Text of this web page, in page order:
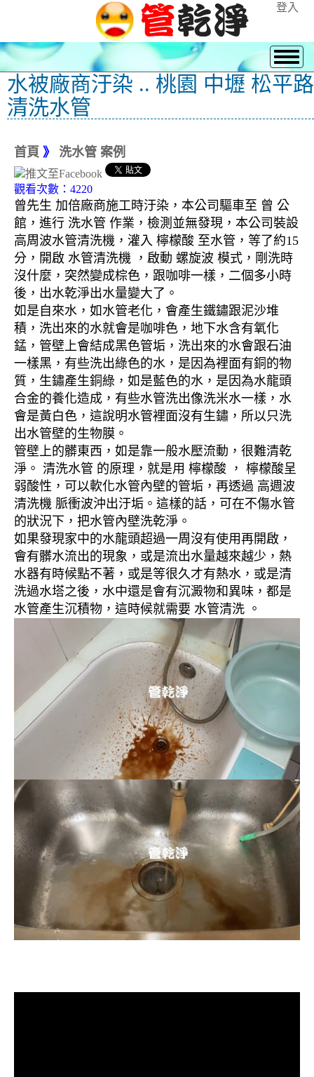
登入
水被廠商汙染 .. 桃園 中壢 松平路
清洗水管
首頁 》 洗水管 案例
觀看次數：4220
曾先生 加倍廠商施工時汙染，本公司驅車至 曾 公
館，進行 洗水管 作業，檢測並無發現，本公司裝設
高周波水管清洗機，灌入 檸檬酸 至水管，等了約15
分，開啟 水管清洗機 ，啟動 螺旋波 模式，剛洗時
沒什麼，突然變成棕色，跟咖啡一樣，二個多小時
後，出水乾淨出水量變大了。
如是自來水，如水管老化，會產生鐵鏽跟泥沙堆
積，洗出來的水就會是咖啡色，地下水含有氧化
錳，管壁上會結成黑色管垢，洗出來的水會跟石油
一樣黑，有些洗出綠色的水，是因為裡面有銅的物
質，生鏽產生銅綠，如是藍色的水，是因為水龍頭
合金的養化造成，有些水管洗出像洗米水一樣，水
會是黃白色，這說明水管裡面沒有生鏽，所以只洗
出水管壁的生物膜。
管壁上的髒東西，如是靠一般水壓流動，很難清乾
淨。 清洗水管 的原理，就是用 檸檬酸 ， 檸檬酸呈
弱酸性，可以軟化水管內壁的管垢，再透過 高週波
清洗機 脈衝波沖出汙垢。這樣的話，可在不傷水管
的狀況下，把水管內壁洗乾淨。
如果發現家中的水龍頭超過一周沒有使用再開啟，
會有髒水流出的現象，或是流出水量越來越少，熱
水器有時候點不著，或是等很久才有熱水，或是清
洗過水塔之後，水中還是會有沉澱物和異味，都是
水管產生沉積物，這時候就需要 水管清洗 。